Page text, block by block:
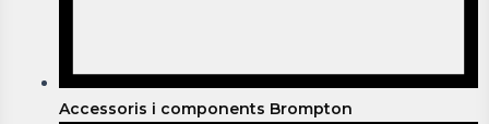
Accessoris i components Brompton